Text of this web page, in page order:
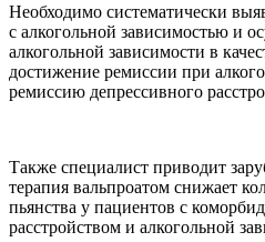
Необходимо систематически
с алкогольной зависимостью и
алкогольной зависимости в
достижение ремиссии при
ремиссию депрессивного
Также специалист приводит
терапия вальпроатом снижает
пьянства у пациентов с
расстройством и алкогольной